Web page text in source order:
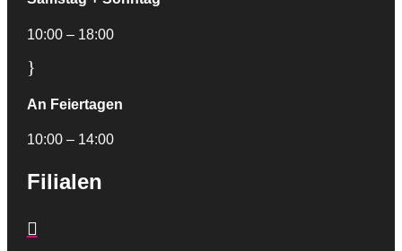
10:00 – 18:00
}
An Feiertagen
10:00 – 14:00
Filialen
